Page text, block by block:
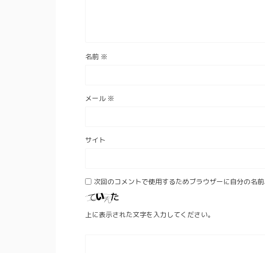
名前 ※
メール ※
サイト
次回のコメントで使用するためブラウザーに自分の名
上に表示された文字を入力してください。